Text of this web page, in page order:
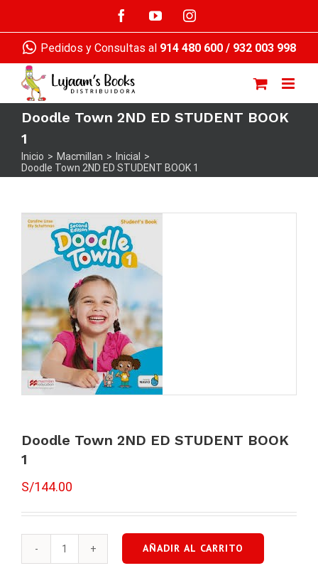
contenido
FacebookYouTubeInstagram
Pedidos y Consultas al 914 480 600/ 932 003 998
Doodle Town 2ND ED STUDENT BOOK
1
Inicio > Macmillan > Inicial
>
Doodle Town 2ND ED STUDENT BOOK 1
Doodle Town 2ND ED STUDENT BOOK
1
S/144.00
Doodle
AÑADIR AL CARRITO